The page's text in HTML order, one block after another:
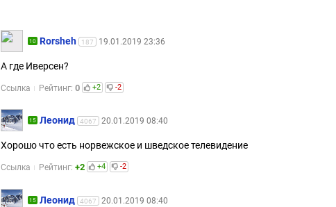
10 Rorsheh 187 19.01.2019 23:36
А где Иверсен?
Ссылка Рейтинг: 0 +2 -2
15 Леонид 4067 20.01.2019 08:40
Хорошо что есть норвежское и шведское телевидение
Ссылка Рейтинг: +2 +4 -2
15 Леонид 4067 20.01.2019 08:40